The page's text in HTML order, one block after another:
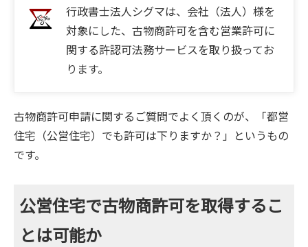
行政書士法人シグマは、会社（法人）様を
対象にした、古物商許可を含む営業許可に
関する許認可法務サービスを取り扱ってお
ります。
古物商許可申請に関するご質問でよく頂くのが、「都営
住宅（公営住宅）でも許可は下りますか？」というもの
です。
公営住宅で古物商許可を取得するこ
とは可能か